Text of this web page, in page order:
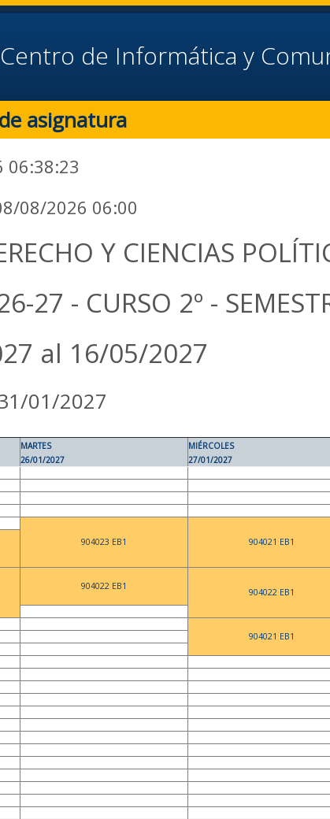
Centro de Informática y
asignatura
06:38:23
08/2026 06:00
Y CIENCIAS
27 - CURSO 2º -
al 16/05/2027
01/2027
MARTES
26/01/2027
MIÉRCOLES
27/01/2027
904023 EB1
904021 EB1
904022 EB1
904022 EB1
904021 EB1